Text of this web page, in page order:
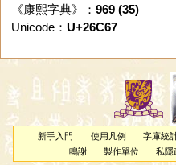
《康熙字典》： 969 (35)
Unicode： U+26C67
新手入門 使用凡例 字庫統
鳴謝
製作單位 私隱